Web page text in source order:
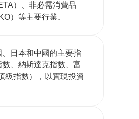
）、非必需消費品
）等主要行業。
日本和中國的主要指
、納斯達克指數、富
級指數），以實現投資